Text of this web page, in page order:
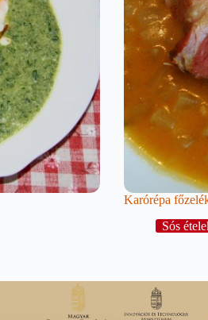
Karórépa
Sós